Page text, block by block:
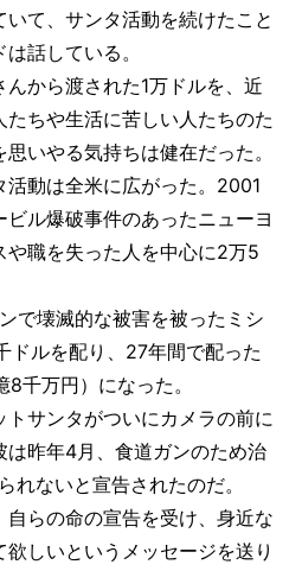
て、サンタ活動を続けたこと
話している。
から渡された1万ドルを、近
ちや生活に苦しい人たちのた
いやる気持ちは健在だった。
動は全米に広がった。2001
ル爆破事件のあったニューヨ
や職を失った人を中心に2万5
で壊滅的な被害を被ったミシ
ドルを配り、27年間で配った
千万円）になった。
サンタがついにカメラの前に
は昨年4月、食道ガンのため治
れないと宣告されたのだ。
らの命の宣告を受け、身近な
しいというメッセージを送り